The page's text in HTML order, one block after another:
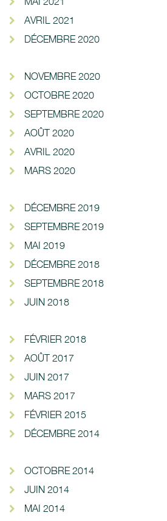
AVRIL 2021
DÉCEMBRE 2020
NOVEMBRE 2020
OCTOBRE 2020
SEPTEMBRE 2020
AOÛT 2020
AVRIL 2020
MARS 2020
DÉCEMBRE 2019
SEPTEMBRE 2019
MAI 2019
DÉCEMBRE 2018
SEPTEMBRE 2018
JUIN 2018
FÉVRIER 2018
AOÛT 2017
JUIN 2017
MARS 2017
FÉVRIER 2015
DÉCEMBRE 2014
OCTOBRE 2014
JUIN 2014
MAI 2014